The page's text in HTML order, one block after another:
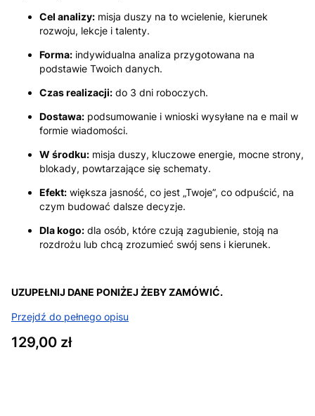
Cel analizy: misja duszy na to wcielenie, kierunek
rozwoju, lekcje i talenty.
Forma: indywidualna analiza przygotowana na
podstawie Twoich danych.
Czas realizacji: do 3 dni roboczych.
Dostawa: podsumowanie i wnioski wysyłane na e mail w
formie wiadomości.
W środku: misja duszy, kluczowe energie, mocne strony,
blokady, powtarzające się schematy.
Efekt: większa jasność, co jest „Twoje”, co odpuścić, na
czym budować dalsze decyzje.
Dla kogo: dla osób, które czują zagubienie, stoją na
rozdrożu lub chcą zrozumieć swój sens i kierunek.
UZUPEŁNIJ DANE PONIŻEJ ŻEBY ZAMÓWIĆ.
Przejdź do pełnego opisu
Cena
129,00 zł